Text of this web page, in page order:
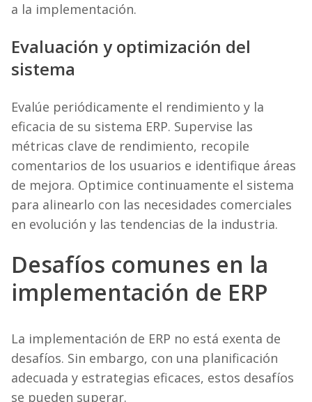
a la implementación.
Evaluación y optimización del
sistema
Evalúe periódicamente el rendimiento y la
eficacia de su sistema ERP. Supervise las
métricas clave de rendimiento, recopile
comentarios de los usuarios e identifique áreas
de mejora. Optimice continuamente el sistema
para alinearlo con las necesidades comerciales
en evolución y las tendencias de la industria.
Desafíos comunes en la
implementación de ERP
La implementación de ERP no está exenta de
desafíos. Sin embargo, con una planificación
adecuada y estrategias eficaces, estos desafíos
se pueden superar.